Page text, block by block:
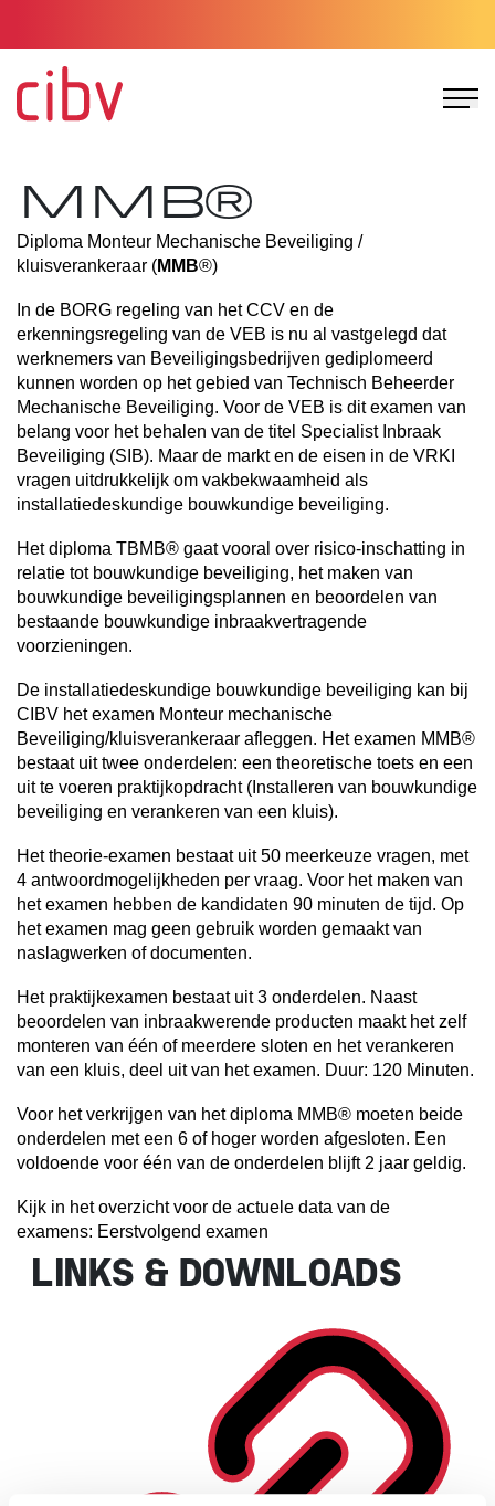
MMB®
Diploma Monteur Mechanische Beveiliging /
kluisverankeraar (MMB®)
In de BORG regeling van het CCV en de
erkenningsregeling van de VEB is nu al vastgelegd dat
werknemers van Beveiligingsbedrijven gediplomeerd
kunnen worden op het gebied van Technisch Beheerder
Mechanische Beveiliging. Voor de VEB is dit examen van
belang voor het behalen van de titel Specialist Inbraak
Beveiliging (SIB). Maar de markt en de eisen in de VRKI
vragen uitdrukkelijk om vakbekwaamheid als
installatiedeskundige bouwkundige beveiliging.
Het diploma TBMB® gaat vooral over risico-inschatting in
relatie tot bouwkundige beveiliging, het maken van
bouwkundige beveiligingsplannen en beoordelen van
bestaande bouwkundige inbraakvertragende
voorzieningen.
De installatiedeskundige bouwkundige beveiliging kan bij
CIBV het examen Monteur mechanische
Beveiliging/kluisverankeraar afleggen. Het examen MMB®
bestaat uit twee onderdelen: een theoretische toets en een
uit te voeren praktijkopdracht (Installeren van bouwkundige
beveiliging en verankeren van een kluis).
Het theorie-examen bestaat uit 50 meerkeuze vragen, met
4 antwoordmogelijkheden per vraag. Voor het maken van
het examen hebben de kandidaten 90 minuten de tijd. Op
het examen mag geen gebruik worden gemaakt van
naslagwerken of documenten.
Het praktijkexamen bestaat uit 3 onderdelen. Naast
beoordelen van inbraakwerende producten maakt het zelf
monteren van één of meerdere sloten en het verankeren
van een kluis, deel uit van het examen. Duur: 120 Minuten.
Voor het verkrijgen van het diploma MMB® moeten beide
onderdelen met een 6 of hoger worden afgesloten. Een
voldoende voor één van de onderdelen blijft 2 jaar geldig.
Kijk in het overzicht voor de actuele data van de
examens: Eerstvolgend examen
LINKS & DOWNLOADS